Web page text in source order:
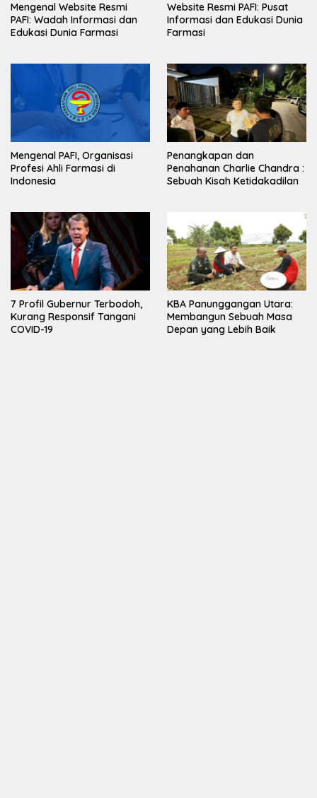
Mengenal Website Resmi
PAFI: Wadah Informasi dan
Edukasi Dunia Farmasi
Website Resmi PAFI: Pusat
Informasi dan Edukasi Dunia
Farmasi
Mengenal PAFI, Organisasi
Profesi Ahli Farmasi di
Indonesia
Penangkapan dan
Penahanan Charlie Chandra :
Sebuah Kisah Ketidakadilan
7 Profil Gubernur Terbodoh,
Kurang Responsif Tangani
COVID-19
KBA Panunggangan Utara:
Membangun Sebuah Masa
Depan yang Lebih Baik